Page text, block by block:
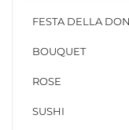
FESTA DELLA
BOUQUET
ROSE
SUSHI